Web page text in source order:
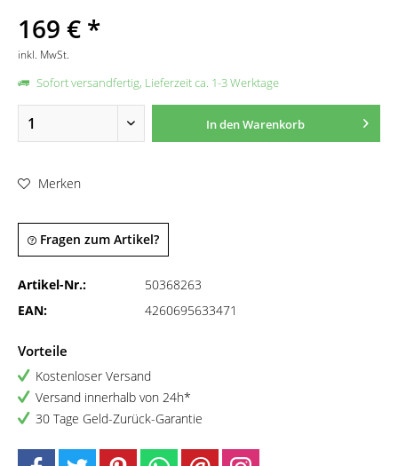
169 € *
inkl. MwSt.
Sofort versandfertig, Lieferzeit ca. 1-3 Werktage
In denWarenkorb
Merken
Fragen zum Artikel?
Artikel-Nr.:
50368263
EAN:
4260695633471
Vorteile
Kostenloser Versand
Versand innerhalb von 24h*
30 Tage Geld-Zurück-Garantie